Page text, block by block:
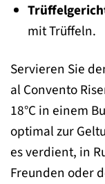
mit Trüffeln.
Servieren Sie
al Convento
18°C in einem
optimal zur
es verdient, in
Freunden oder